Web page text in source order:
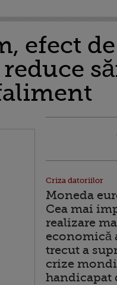
efect
Criza datoriilor
Moneda
Cea mai
realizare
economică
trecut a
crize
handicapat